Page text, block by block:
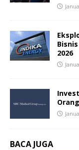
2026
BACA JUGA